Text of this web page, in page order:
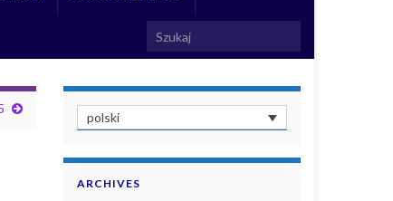
Search for:
polski
ARCHIVES